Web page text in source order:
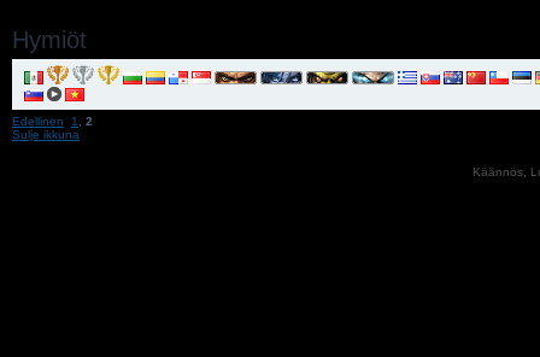
Hymiöt
Edellinen 1
2
Sulje ikkuna
Käännös,